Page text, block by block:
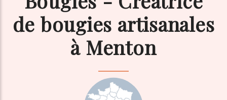
de bougies artisanales
à Menton